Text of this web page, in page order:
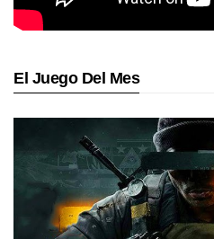
El Juego Del Mes